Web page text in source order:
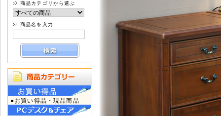
商品カテゴリから選ぶ
商品名を入力
●お買い得品・現品商品